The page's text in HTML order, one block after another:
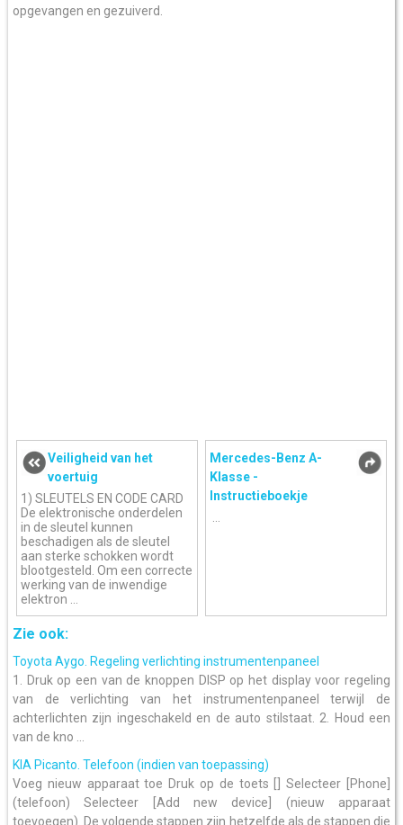
opgevangen en gezuiverd.
Veiligheid van het
voertuig
1) SLEUTELS EN CODE CARD
De elektronische onderdelen
in de sleutel kunnen
beschadigen als de sleutel
aan sterke schokken wordt
blootgesteld. Om een correcte
werking van de inwendige
elektron ...
Mercedes-Benz A-
Klasse -
Instructieboekje
...
Zie ook:
Toyota Aygo. Regeling verlichting instrumentenpaneel
1. Druk op een van de knoppen DISP op het display voor regeling
van de verlichting van het instrumentenpaneel terwijl de
achterlichten zijn ingeschakeld en de auto stilstaat. 2. Houd een
van de kno ...
KIA Picanto. Telefoon (indien van toepassing)
Voeg nieuw apparaat toe Druk op de toets [] Selecteer [Phone]
(telefoon) Selecteer [Add new device] (nieuw apparaat
toevoegen). De volgende stappen zijn hetzelfde als de stappen die